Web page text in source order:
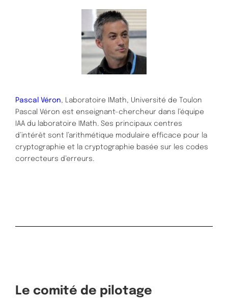
Pascal Véron, Laboratoire IMath, Université de Toulon
Pascal Véron est enseignant-chercheur dans l’équipe
IAA du laboratoire IMath. Ses principaux centres
d’intérêt sont l’arithmétique modulaire efficace pour la
cryptographie et la cryptographie basée sur les codes
correcteurs d’erreurs.
Le comité de pilotage